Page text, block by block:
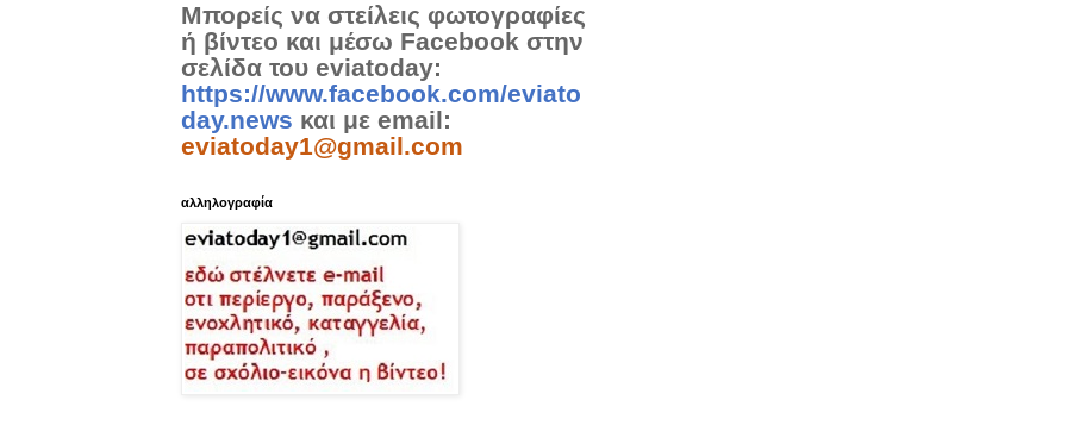
Μπορείς να στείλεις φωτογραφίες
ή βίντεο και μέσω Facebook στην
σελίδα του eviatoday:
https://www.facebook.com/eviato
day.news και με email:
eviatoday1@gmail.com
αλληλογραφία